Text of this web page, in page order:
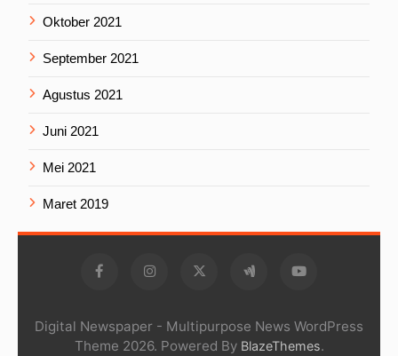
Oktober 2021
September 2021
Agustus 2021
Juni 2021
Mei 2021
Maret 2019
Digital Newspaper - Multipurpose News WordPress
Theme 2026. Powered By BlazeThemes.